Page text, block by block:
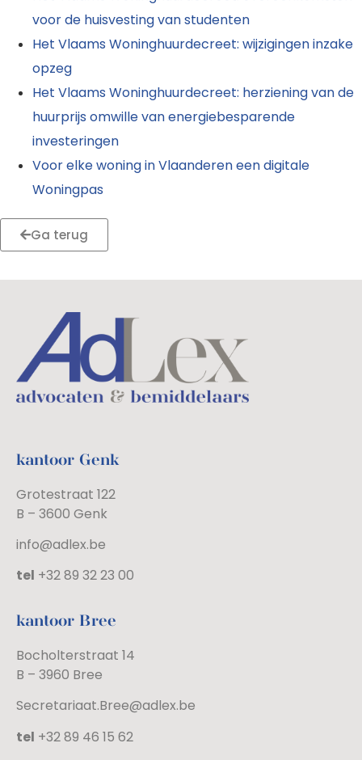
voor de huisvesting van studenten
Het Vlaams Woninghuurdecreet: wijzigingen inzake
opzeg
Het Vlaams Woninghuurdecreet: herziening van de
huurprijs omwille van energiebesparende
investeringen
Voor elke woning in Vlaanderen een digitale
Woningpas
Ga terug
kantoor Genk
Grotestraat 122
B – 3600 Genk
info@adlex.be
tel +32 89 32 23 00
kantoor Bree
Bocholterstraat 14
B – 3960 Bree
Secretariaat.Bree@adlex.be
tel +32 89 46 15 62